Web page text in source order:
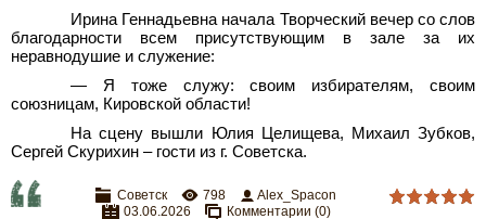
Ирина Геннадьевна начала Творческий вечер со слов
благодарности всем присутствующим в зале за их
неравнодушие и служение:
—
Я тоже служу: своим избирателям, своим
союзницам, Кировской области!
На сцену вышли Юлия Целищева, Михаил Зубков,
Сергей Скурихин – гости из г. Советска.
Советск 798
Alex_Spacon
03.06.2026
Комментарии (0)